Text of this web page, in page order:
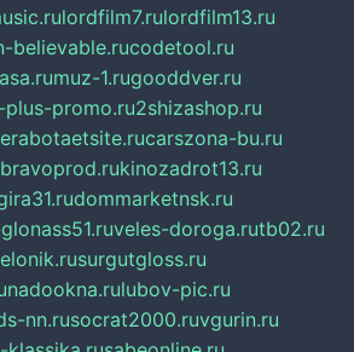
lordfilm7.rulordfilm13.ru
believable.rucodetool.ru
muz-1.rugooddver.ru
plus-promo.ru2shizashop.ru
carszona-bu.ru
bravoprod.rukinozadrot13.ru
dommarketnsk.ru
veles-doroga.rutb02.ru
surgutgloss.ru
nadookna.rulubov-pic.ru
nn.rusocrat2000.ruvgurin.ru